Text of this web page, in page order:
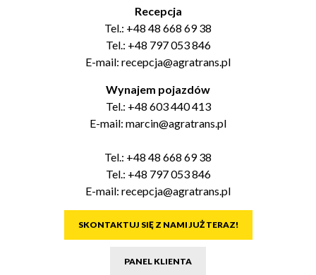
Recepcja
Tel.: +48 48 668 69 38
Tel.: +48 797 053 846
E-mail: recepcja@agratrans.pl
Wynajem pojazdów
Tel.: +48 603 440 413
E-mail: marcin@agratrans.pl
Tel.: +48 48 668 69 38
Tel.: +48 797 053 846
E-mail: recepcja@agratrans.pl
SKONTAKTUJ SIĘ Z NAMI JUŻ TERAZ!
PANEL KLIENTA